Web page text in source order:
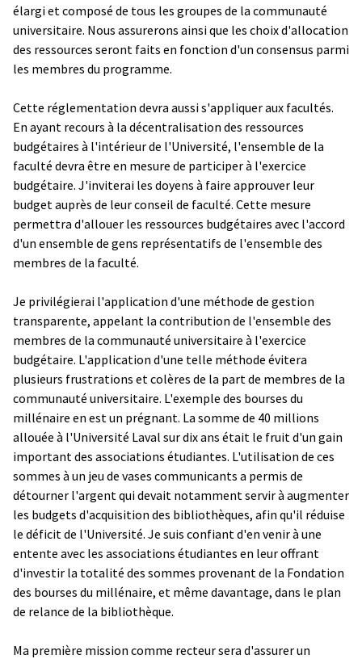
élargi et composé de tous les groupes de la communauté
universitaire. Nous assurerons ainsi que les choix d'allocation
des ressources seront faits en fonction d'un consensus parmi
les membres du programme.
Cette réglementation devra aussi s'appliquer aux facultés.
En ayant recours à la décentralisation des ressources
budgétaires à l'intérieur de l'Université, l'ensemble de la
faculté devra être en mesure de participer à l'exercice
budgétaire. J'inviterai les doyens à faire approuver leur
budget auprès de leur conseil de faculté. Cette mesure
permettra d'allouer les ressources budgétaires avec l'accord
d'un ensemble de gens représentatifs de l'ensemble des
membres de la faculté.
Je privilégierai l'application d'une méthode de gestion
transparente, appelant la contribution de l'ensemble des
membres de la communauté universitaire à l'exercice
budgétaire. L'application d'une telle méthode évitera
plusieurs frustrations et colères de la part de membres de la
communauté universitaire. L'exemple des bourses du
millénaire en est un prégnant. La somme de 40 millions
allouée à l'Université Laval sur dix ans était le fruit d'un gain
important des associations étudiantes. L'utilisation de ces
sommes à un jeu de vases communicants a permis de
détourner l'argent qui devait notamment servir à augmenter
les budgets d'acquisition des bibliothèques, afin qu'il réduise
le déficit de l'Université. Je suis confiant d'en venir à une
entente avec les associations étudiantes en leur offrant
d'investir la totalité des sommes provenant de la Fondation
des bourses du millénaire, et même davantage, dans le plan
de relance de la bibliothèque.
Ma première mission comme recteur sera d'assurer un